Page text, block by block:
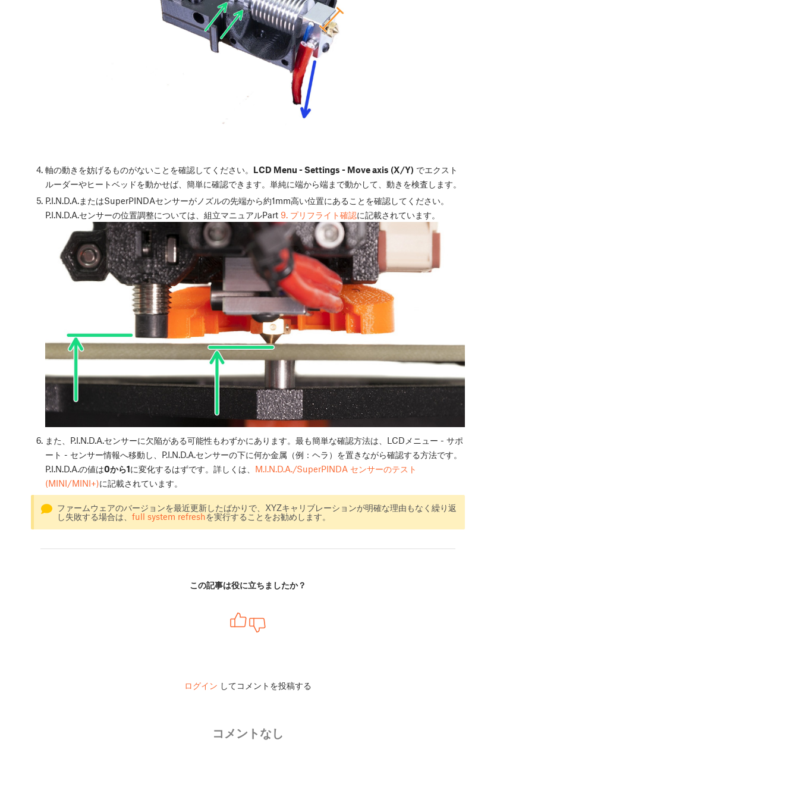
軸の動きを妨げるものがないことを確認してください。 LCD Menu - Settings - Move axis (X/Y) でエクスト
ルーダーやヒートベッドを動かせば、簡単に確認できます。単純に端から端まで動かして、動きを検査します。
P.I.N.D.A.またはSuperPINDAセンサーがノズルの先端から約1mm高い位置にあることを確認してください。
P.I.N.D.A.センサーの位置調整については、組立マニュアルPart 9. プリフライト確認に記載されています。
また、P.I.N.D.A.センサーに欠陥がある可能性もわずかにあります。最も簡単な確認方法は、LCDメニュー - サポ
ート - センサー情報へ移動し、P.I.N.D.A.センサーの下に何か金属（例：ヘラ）を置きながら確認する方法です。
P.I.N.D.A.の値は0から1に変化するはずです。詳しくは、 M.I.N.D.A./SuperPINDA センサーのテスト
(MINI/MINI+)に記載されています。
ファームウェアのバージョンを最近更新したばかりで、XYZキャリブレーションが明確な理由もなく繰り返
し失敗する場合は、 full system refreshを実行することをお勧めします。
この記事は役に立ちましたか？
ログイン してコメントを投稿する
コメントなし